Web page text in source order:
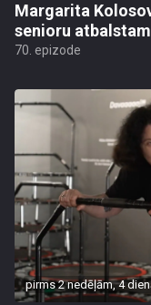
Margarita
senioru atbalstam
70. epizode
pirms 2 nedēļām, 4